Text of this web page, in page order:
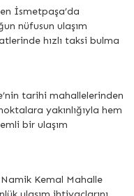
İsmetpaşa’da
nüfusun ulaşım
hızlı taksi bulma
tarihi mahallelerinden
yakınlığıyla hem
bir ulaşım
Kemal Mahalle